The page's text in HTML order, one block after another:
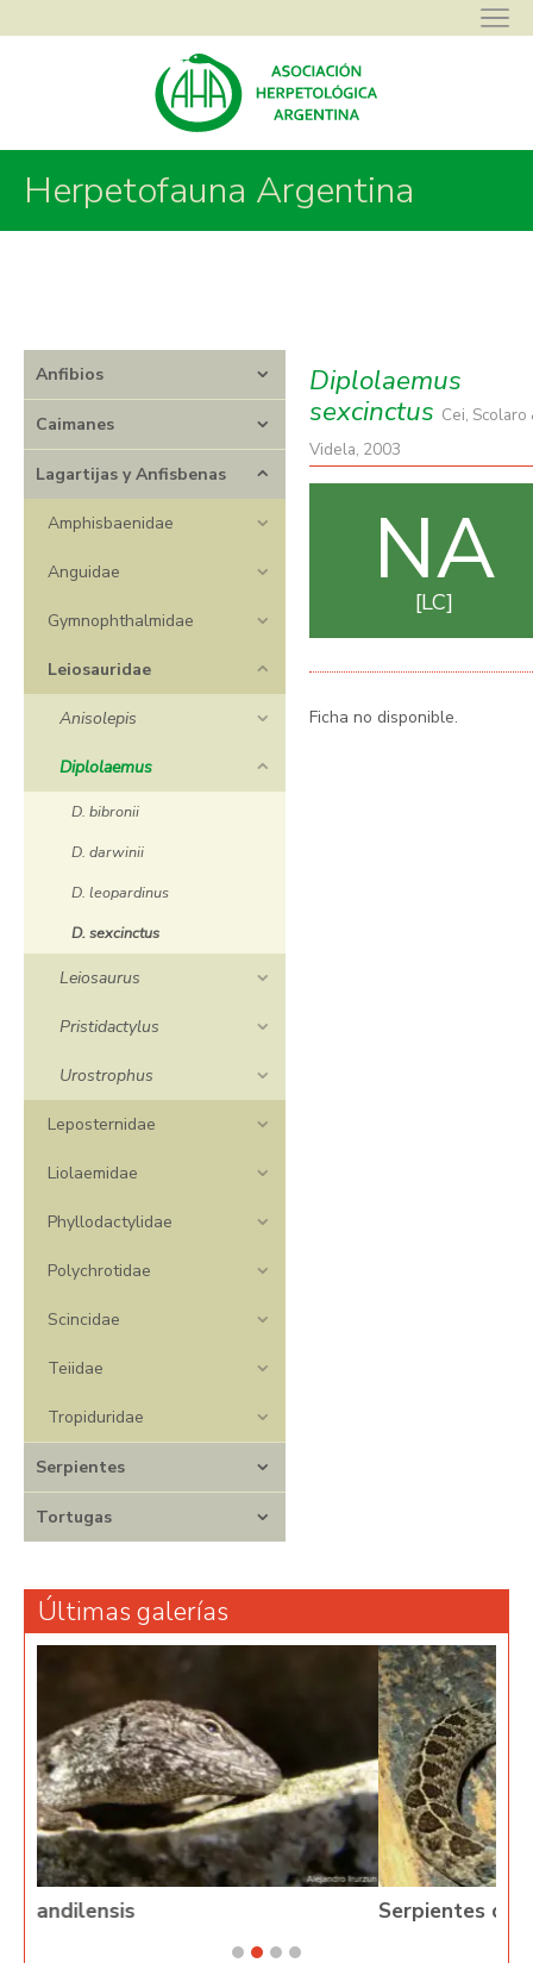
Lagartijas y Anfisbenas> Leiosauridae> Diplolaemus>
Herpetofauna Argentina
Anfibios
Caimanes
Lagartijas y Anfisbenas
Amphisbaenidae
Anguidae
Gymnophthalmidae
Leiosauridae
Anisolepis
Diplolaemus
D. bibronii
D. darwinii
D. leopardinus
D. sexcinctus
Leiosaurus
Pristidactylus
Urostrophus
Leposternidae
Liolaemidae
Phyllodactylidae
Polychrotidae
Scincidae
Teiidae
Tropiduridae
Serpientes
Tortugas
Diplolaemus
sexcinctus Cei, Scolaro
Videla, 2003
NA
LC
Ficha no disponible.
Últimas galerías
Serpientes de Argentina